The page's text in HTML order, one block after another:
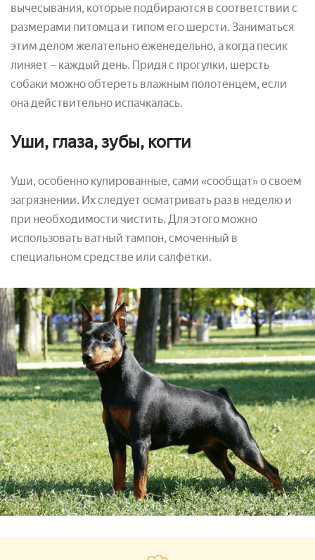
вычесывания, которые подбираются в соответствии с
размерами питомца и типом его шерсти. Заниматься
этим делом желательно еженедельно, а когда песик
линяет – каждый день. Придя с прогулки, шерсть
собаки можно обтереть влажным полотенцем, если
она действительно испачкалась.
Уши, глаза, зубы, когти
Уши, особенно купированные, сами «сообщат» о своем
загрязнении. Их следует осматривать раз в неделю и
при необходимости чистить. Для этого можно
использовать ватный тампон, смоченный в
специальном средстве или салфетки.